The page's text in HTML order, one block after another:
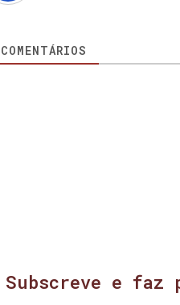
COMENTÁRIOS
Subscreve e faz